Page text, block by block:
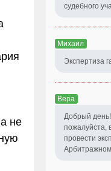
не
судебного
Михаил
Экспертиза
Вера
Добрый
пожалуйста,
провести